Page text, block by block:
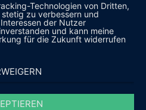
Technologien von Dritten,
zu verbessern und
der Nutzer
und kann meine
für die Zukunft widerrufen